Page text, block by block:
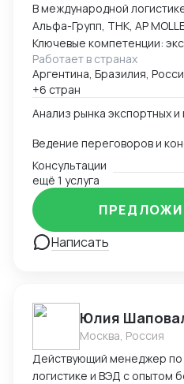
В международной
Альфа-Групп, ТНК, АР
Ключевые компетенции:
контейнерные перевозки,
сыпучих грузов (в т.ч.
перевозки негабаритных и
рефрижераторных грузов
Работает в странах
Аргентина, Бразилия,
+6 стран
Консультации
ещё 1 услуга
Написать
Юлия
Москва, Россия
Действующий менеджер
логистике и ВЭД с опытом